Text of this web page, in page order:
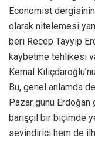
Economist
olarak nitelemesi
beri Recep Tayyip
kaybetme tehlikesi
Kemal
Bu, genel anlamda
Pazar günü Erdoğan
barışçıl bir biçimde
sevindirici hem de